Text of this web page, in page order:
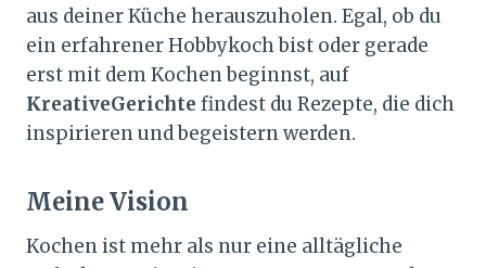
aus deiner Küche herauszuholen. Egal, ob du
ein erfahrener Hobbykoch bist oder gerade
erst mit dem Kochen beginnst, auf
KreativeGerichte findest du Rezepte, die dich
inspirieren und begeistern werden.
Meine Vision
Kochen ist mehr als nur eine alltägliche